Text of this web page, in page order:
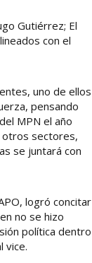
Gutiérrez; El
con el
uno de ellos
pensando
MPN el año
otros sectores,
se juntará con
logró concitar
no se hizo
política dentro
vice.